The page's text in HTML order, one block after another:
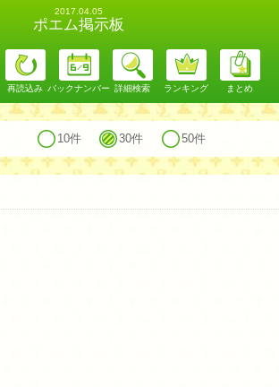
2017.04.05
ポエム掲示板
再読込み バックナンバー 詳細検索 ランキング まとめ
10件 30件 50件